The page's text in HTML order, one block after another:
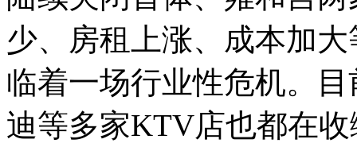
少、房租上涨、成本加
临着一场行业性危机。
迪等多家KTV店也都在